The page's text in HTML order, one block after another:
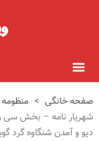
صفحه خانگی >
شهریار نامه – بخش سی
دیو و آمدن شنگاوه گرد